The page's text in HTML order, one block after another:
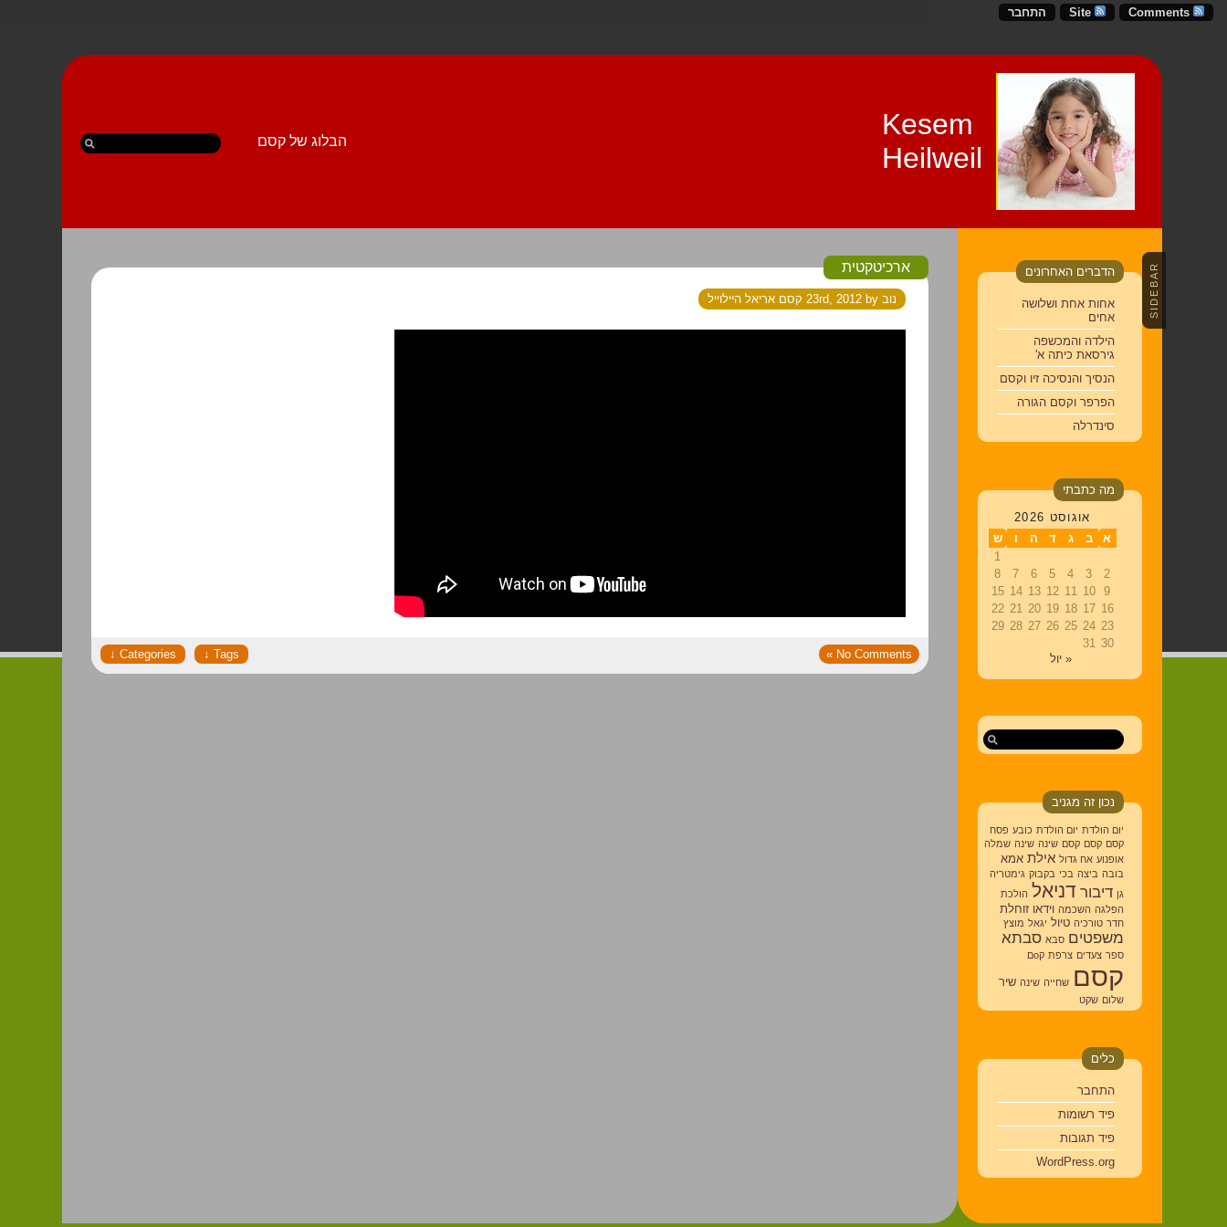
Comments
Site התחבר
Kesem
Heilweil
הבלוג של קסם
SIDEBAR הדברים האחרונים
אחות אחת ושלושה
אחים
הילדה והמכשפה
גירסאת כיתה א'
הנסיך והנסיכה זיו וקסם
הפרפר וקסם הגורה
סינדרלה
מה כתבתי
אוגוסט 2026
א
ב ג ד ה ו
ש
1
2
3
4
5
6
7
8
9
10
11
12
13
14
15
16
17
18
19
20
21
22
23
24
25
26
27
28
29
30
31
« יול
נכון זה מגניב
יום הולדת יום הולדת כובע פסח
קסם קסם קסם שינה שינה שמלה
אופנוע אח גדול אילת אמא
בובה ביצה בכי בקבוק גימטריה
גן דיבור דניאל הולכת
הפלגה השכמה וידאו זוחלת
חדר טורכיה טיול יגאל מוצץ
משפטים סבא סבתא
ספר צעדים צרפת קoם
קסם שחייה שינה שיר
שלום שקט
כלים
התחבר
פיד רשומות
פיד תגובות
WordPress.org
ארכיטקטית
נוב 23rd, 2012 by קסם אריאל היילוייל
No Comments »